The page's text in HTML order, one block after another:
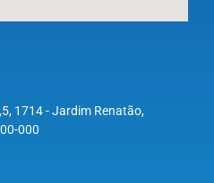
1714 - Jardim Renatão,
000